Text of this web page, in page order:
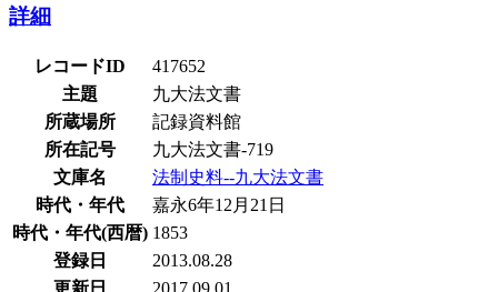
詳細
レコードID
417652
主題
九大法文書
所蔵場所
記録資料館
所在記号
九大法文書-719
文庫名
法制史料--九大法文書
時代・年代
嘉永6年12月21日
時代・年代(西暦) 1853
登録日
2013.08.28
更新日
2017.09.01